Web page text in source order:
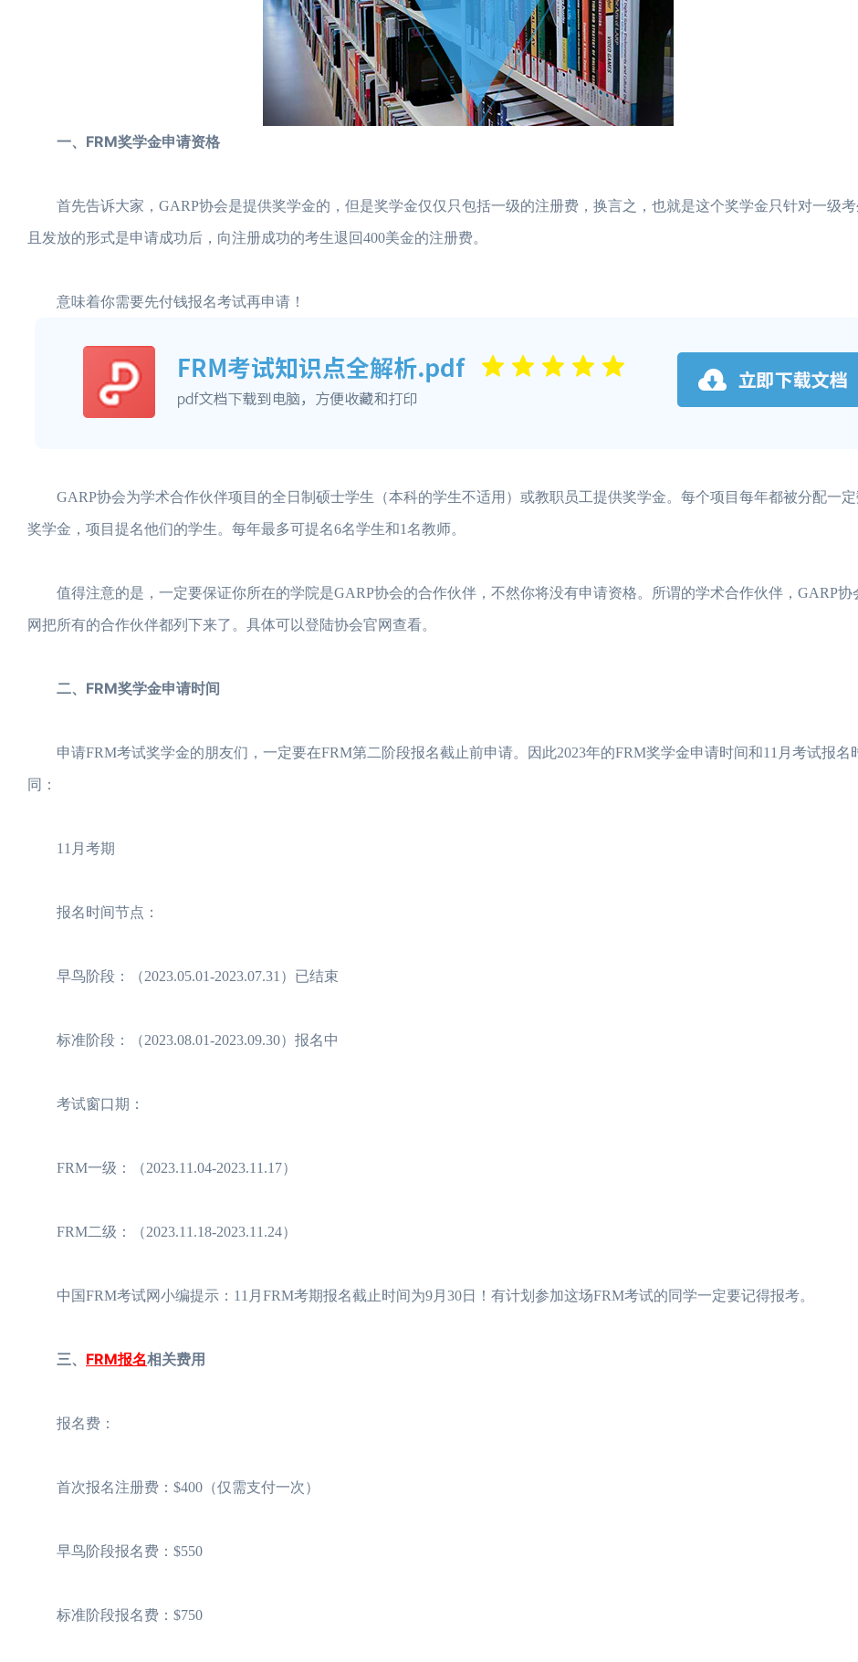
一、FRM奖学金申请资格
首先告诉大家，GARP协会是提供奖学金的，但是奖学金仅仅只包括一级的注册费，换言之，也就是这个奖学金只针对一级考
且发放的形式是申请成功后，向注册成功的考生退回400美金的注册费。
意味着你需要先付钱报名考试再申请！
GARP协会为学术合作伙伴项目的全日制硕士学生（本科的学生不适用）或教职员工提供奖学金。每个项目每年都被分配一定
奖学金，项目提名他们的学生。每年最多可提名6名学生和1名教师。
值得注意的是，一定要保证你所在的学院是GARP协会的合作伙伴，不然你将没有申请资格。所谓的学术合作伙伴，GARP协
网把所有的合作伙伴都列下来了。具体可以登陆协会官网查看。
二、FRM奖学金申请时间
申请FRM考试奖学金的朋友们，一定要在FRM第二阶段报名截止前申请。因此2023年的FRM奖学金申请时间和11月考试报名
同：
11月考期
报名时间节点：
早鸟阶段：（2023.05.01-2023.07.31）已结束
标准阶段：（2023.08.01-2023.09.30）报名中
考试窗口期：
FRM一级：（2023.11.04-2023.11.17）
FRM二级：（2023.11.18-2023.11.24）
中国FRM考试网小编提示：11月FRM考期报名截止时间为9月30日！有计划参加这场FRM考试的同学一定要记得报考。
三、 FRM报名相关费用
报名费：
首次报名注册费：$400（仅需支付一次）
早鸟阶段报名费：$550
标准阶段报名费：$750